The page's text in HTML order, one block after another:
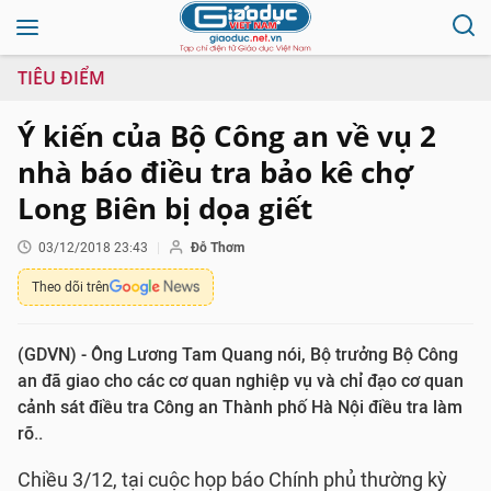
TIÊU ĐIỂM
Ý kiến của Bộ Công an về vụ 2
nhà báo điều tra bảo kê chợ
Long Biên bị dọa giết
03/12/2018 23:43 Đỗ Thơm
Theo dõi trên
(GDVN) - Ông Lương Tam Quang nói, Bộ trưởng Bộ Công
an đã giao cho các cơ quan nghiệp vụ và chỉ đạo cơ quan
cảnh sát điều tra Công an Thành phố Hà Nội điều tra làm
rõ..
Chiều 3/12, tại cuộc họp báo Chính phủ thường kỳ